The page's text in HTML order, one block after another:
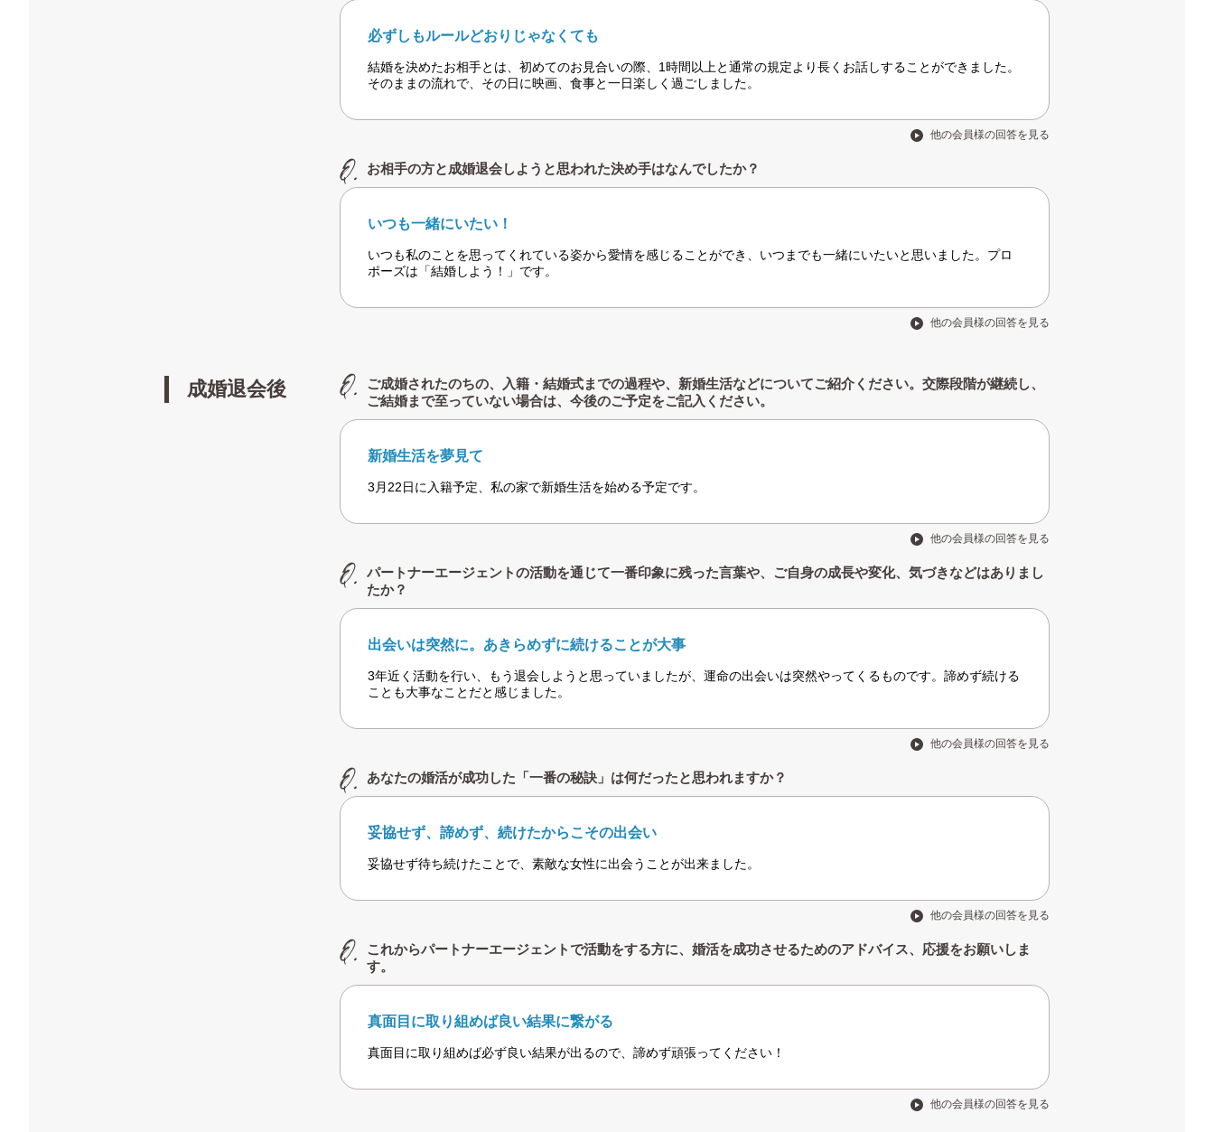
必ずしもルールどおりじゃなくても
結婚を決めたお相手とは、初めてのお見合いの際、1時間以上と通常の規定より長くお話しすることができました。
そのままの流れで、その日に映画、食事と一日楽しく過ごしました。
他の会員様の回答を見る
お相手の方と成婚退会しようと思われた決め手はなんでしたか？
いつも一緒にいたい！
いつも私のことを思ってくれている姿から愛情を感じることができ、いつまでも一緒にいたいと思いました。プロ
ポーズは「結婚しよう！」です。
他の会員様の回答を見る
成婚退会後
ご成婚されたのちの、入籍・結婚式までの過程や、新婚生活などについてご紹介ください。交際段階が継続し、
ご結婚まで至っていない場合は、今後のご予定をご記入ください。
新婚生活を夢見て
3月22日に入籍予定、私の家で新婚生活を始める予定です。
他の会員様の回答を見る
パートナーエージェントの活動を通じて一番印象に残った言葉や、ご自身の成長や変化、気づきなどはありまし
たか？
出会いは突然に。あきらめずに続けることが大事
3年近く活動を行い、もう退会しようと思っていましたが、運命の出会いは突然やってくるものです。諦めず続ける
ことも大事なことだと感じました。
他の会員様の回答を見る
あなたの婚活が成功した「一番の秘訣」は何だったと思われますか？
妥協せず、諦めず、続けたからこその出会い
妥協せず待ち続けたことで、素敵な女性に出会うことが出来ました。
他の会員様の回答を見る
これからパートナーエージェントで活動をする方に、婚活を成功させるためのアドバイス、応援をお願いしま
す。
真面目に取り組めば良い結果に繋がる
真面目に取り組めば必ず良い結果が出るので、諦めず頑張ってください！
他の会員様の回答を見る